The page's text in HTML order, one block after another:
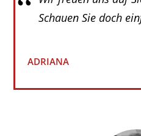
Schauen Sie doch
ADRIANA